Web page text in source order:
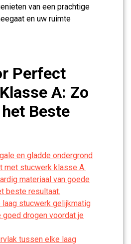
van een prachtige
en uw ruimte
Perfect
A: Zo
Beste
en gladde ondergrond
met stucwerk klasse A.
materiaal van goede
beste resultaat.
laag stucwerk gelijkmatig
goed drogen voordat je
tussen elke laag